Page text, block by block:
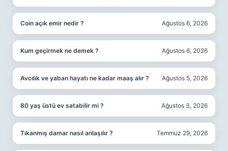
Coin açık emir nedir ? Ağustos 6, 2026
Kum geçirmek ne demek ? Ağustos 6, 2026
Avcılık ve yaban hayatı ne kadar maaş alır ? Ağustos 5, 2026
80 yaş üstü ev satabilir mi ? Ağustos 3, 2026
Tıkanmış damar nasıl anlaşılır ? Temmuz 29, 2026